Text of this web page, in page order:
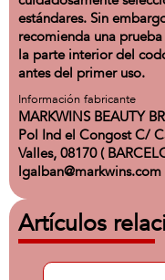
estándares. Sin
recomienda una
la parte interior del
antes del primer uso.
Información fabricante
MARKWINS BEAUTY
Pol Ind el Congost C/
Valles, 08170 (
lgalban@markwins.com
Artículos